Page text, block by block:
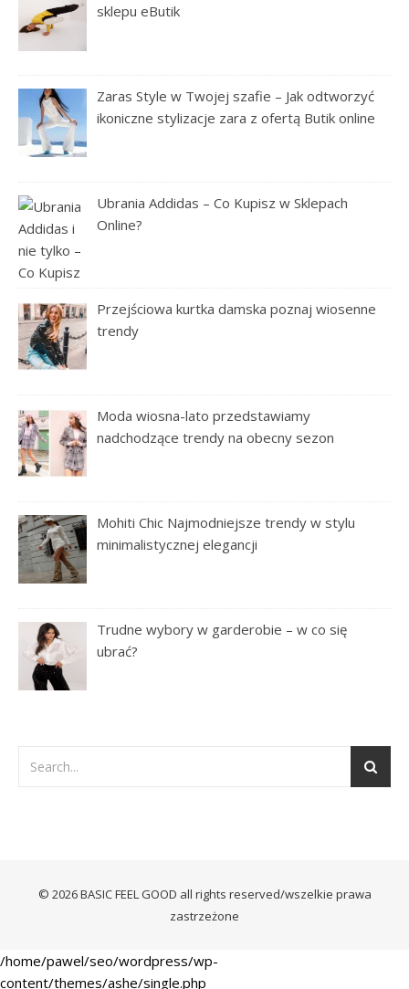
sklepu eButik
Zaras Style w Twojej szafie – Jak odtworzyć
ikoniczne stylizacje zara z ofertą Butik online
Ubrania Addidas – Co Kupisz w Sklepach
Online?
Przejściowa kurtka damska poznaj wiosenne
trendy
Moda wiosna-lato przedstawiamy
nadchodzące trendy na obecny sezon
Mohiti Chic Najmodniejsze trendy w stylu
minimalistycznej elegancji
Trudne wybory w garderobie – w co się
ubrać?
© 2026 BASIC FEEL GOOD all rights reserved/wszelkie prawa
zastrzeżone
/home/pawel/seo/wordpress/wp-
content/themes/ashe/single.php